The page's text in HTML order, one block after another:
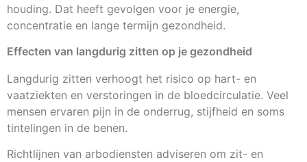
houding. Dat heeft gevolgen voor je energie,
concentratie en lange termijn gezondheid.
Effecten van langdurig zitten op je gezondheid
Langdurig zitten verhoogt het risico op hart- en
vaatziekten en verstoringen in de bloedcirculatie. Veel
mensen ervaren pijn in de onderrug, stijfheid en soms
tintelingen in de benen.
Richtlijnen van arbodiensten adviseren om zit- en